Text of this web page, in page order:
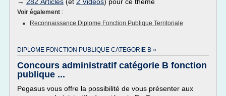
Voir également :
Reconnaissance Diplome Fonction Publique Territoriale
DIPLOME FONCTION PUBLIQUE CATEGORIE B »
Concours administratif catégorie B fonction
publique ...
Pegasus vous offre la possibilité de vous présenter aux